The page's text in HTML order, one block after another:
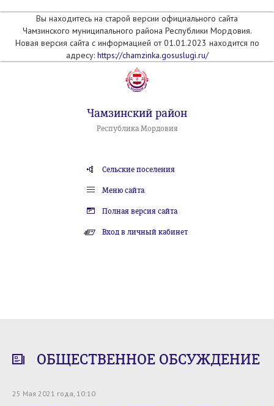
Вы находитесь на старой версии официального сайта
Чамзинского муниципального района Республики Мордовия.
Новая версия сайта с информацией от 01.01.2023 находится по
адресу: https://chamzinka.gosuslugi.ru/
Чамзинский район
Республика Мордовия
Сельские поселения
Меню сайта
Полная версия сайта
Вход в личный кабинет
ОБЩЕСТВЕННОЕ ОБСУЖДЕНИЕ
25 Мая 2021 года, 10:10